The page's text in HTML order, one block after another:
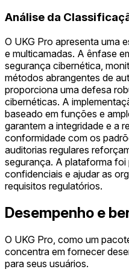
Análise da
O UKG Pro apresenta uma
e multicamadas. A ênfase
segurança cibernética,
métodos abrangentes de
proporciona uma defesa
cibernéticas. A
baseado em funções e
garantem a integridade e a
conformidade com os
auditorias regulares
segurança. A plataforma
confidenciais e ajudar as
requisitos regulatórios.
Desempenho e
O UKG Pro, como um
concentra em fornecer
para seus usuários.